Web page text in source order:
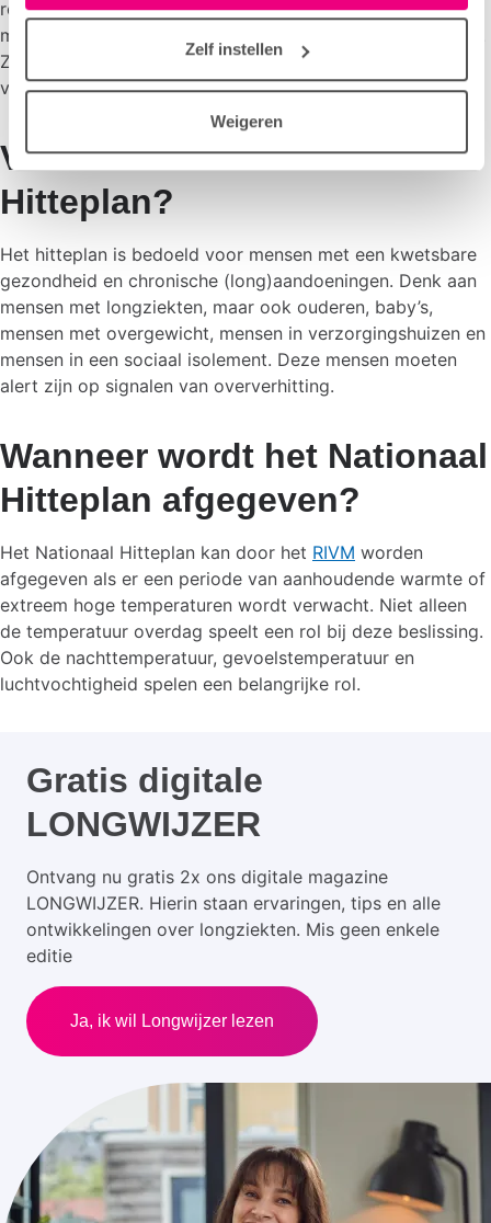
Zelf instellen
Weigeren
rekening mee houden in de ondersteuning van en omgang
met kwetsbare groepen, zoals ouderen en kleine kinderen.
Zo helpen zij ongemakken en gezondheidsproblemen
verminderen en waar mogelijk voorkomen.
Voor wie is het Nationaal
Hitteplan?
Het hitteplan is bedoeld voor mensen met een kwetsbare
gezondheid en chronische (long)aandoeningen. Denk aan
mensen met longziekten, maar ook ouderen, baby’s,
mensen met overgewicht, mensen in verzorgingshuizen en
mensen in een sociaal isolement. Deze mensen moeten
alert zijn op signalen van oververhitting.
Wanneer wordt het Nationaal
Hitteplan afgegeven?
Het Nationaal Hitteplan kan door het RIVM worden
afgegeven als er een periode van aanhoudende warmte of
extreem hoge temperaturen wordt verwacht. Niet alleen
de temperatuur overdag speelt een rol bij deze beslissing.
Ook de nachttemperatuur, gevoelstemperatuur en
luchtvochtigheid spelen een belangrijke rol.
Gratis digitale
LONGWIJZER
Ontvang nu gratis 2x ons digitale magazine
LONGWIJZER. Hierin staan ervaringen, tips en alle
ontwikkelingen over longziekten. Mis geen enkele
editie
Ja, ik wil Longwijzer lezen